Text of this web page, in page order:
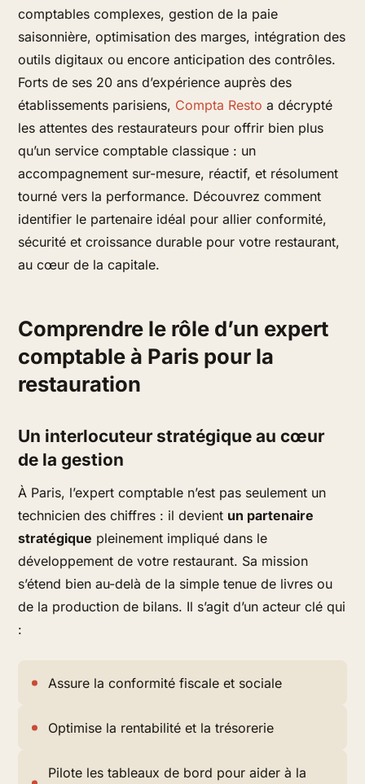
comptables complexes, gestion de la paie
saisonnière, optimisation des marges, intégration des
outils digitaux ou encore anticipation des contrôles.
Forts de ses 20 ans d’expérience auprès des
établissements parisiens, Compta Resto a décrypté
les attentes des restaurateurs pour offrir bien plus
qu’un service comptable classique : un
accompagnement sur-mesure, réactif, et résolument
tourné vers la performance. Découvrez comment
identifier le partenaire idéal pour allier conformité,
sécurité et croissance durable pour votre restaurant,
au cœur de la capitale.
Comprendre le rôle d’un expert
comptable à Paris pour la
restauration
Un interlocuteur stratégique au cœur
de la gestion
À Paris, l’expert comptable n’est pas seulement un
technicien des chiffres : il devient un partenaire
stratégique pleinement impliqué dans le
développement de votre restaurant. Sa mission
s’étend bien au-delà de la simple tenue de livres ou
de la production de bilans. Il s’agit d’un acteur clé qui
:
Assure la conformité fiscale et sociale
Optimise la rentabilité et la trésorerie
Pilote les tableaux de bord pour aider à la